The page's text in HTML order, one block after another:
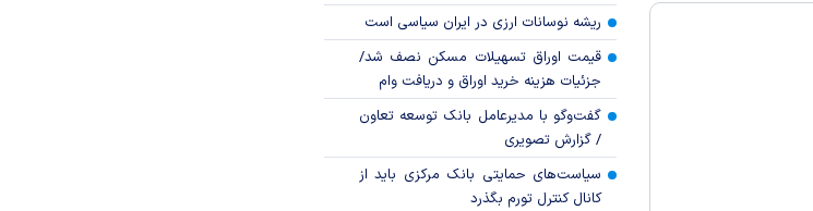
ریشه نوسانات ارزی در ایران سیاسی است
قیمت اوراق تسهیلات مسکن نصف شد/
جزئیات هزینه خرید اوراق و دریافت وام
گفت‌وگو با مدیرعامل بانک توسعه تعاون
/ گزارش تصویری
سیاست‌های حمایتی بانک مرکزی باید از
کانال کنترل تورم بگذرد